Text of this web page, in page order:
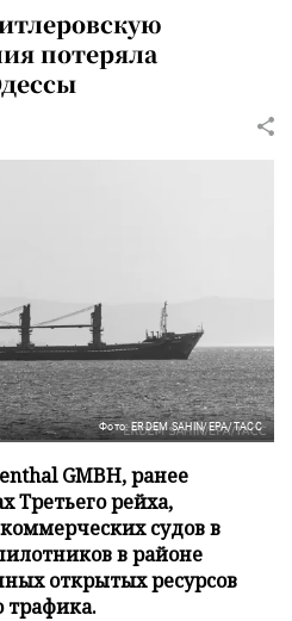
потеряла
Фото: ERDEM SAHIN/EPA/ТАСС
GMBH, ранее
Третьего рейха,
судов в
в районе
открытых ресурсов
трафика.